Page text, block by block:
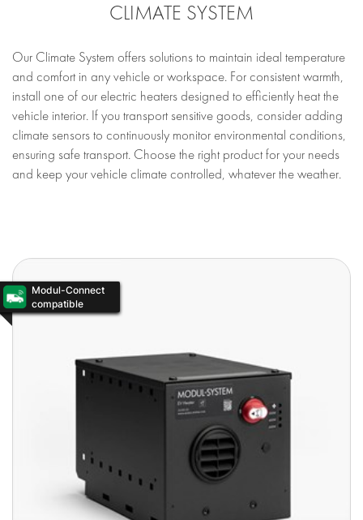
CLIMATE SYSTEM
Our Climate System offers solutions to maintain ideal temperature
and comfort in any vehicle or workspace. For consistent warmth,
install one of our electric heaters designed to efficiently heat the
vehicle interior. If you transport sensitive goods, consider adding
climate sensors to continuously monitor environmental conditions,
ensuring safe transport. Choose the right product for your needs
and keep your vehicle climate controlled, whatever the weather.
Modul-Connect
compatible